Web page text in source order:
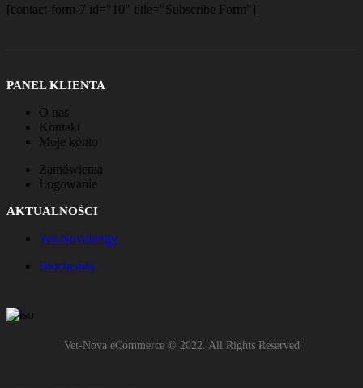
[contact-form-7 id="10" title="Subscribe Form"]
PANEL KLIENTA
O nas
Kontakt
Moje konto
Zamówienia
Logowanie
AKTUALNOŚCI
Vet-Novallergy
Biochemia
Vet-Nova eCommerce © 2022. All Rights Reserved